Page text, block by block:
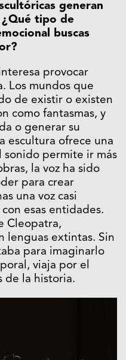
generan
¿Qué tipo de
buscas
provocar
Los mundos que
de existir o existen
como fantasmas, y
o generar su
escultura ofrece una
sonido permite ir más
la voz ha sido
para crear
una voz casi
esas entidades.
Cleopatra,
lenguas extintas. Sin
para imaginarlo
viaja por el
de la historia.